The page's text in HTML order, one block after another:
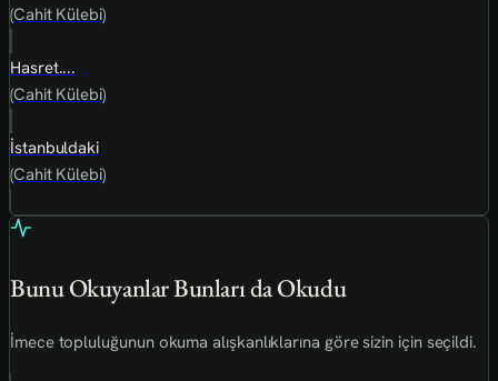
(Cahit Külebi)
Hasret....
(Cahit Külebi)
İstanbuldaki
(Cahit Külebi)
Bunu Okuyanlar Bunları da Okudu
İmece topluluğunun okuma alışkanlıklarına göre sizin için seçildi.